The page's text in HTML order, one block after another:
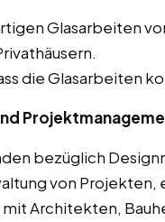
Glasarbeiten
die Glasarbeiten
bezüglich
von
Architekten,